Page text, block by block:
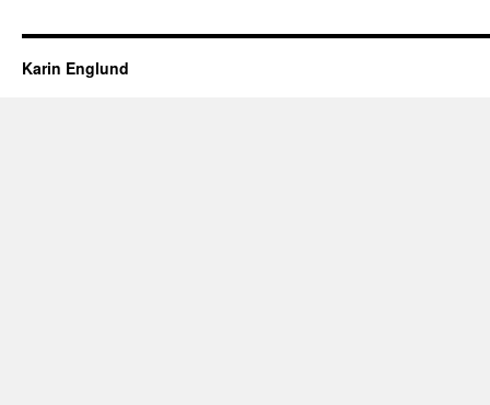
Karin Englund